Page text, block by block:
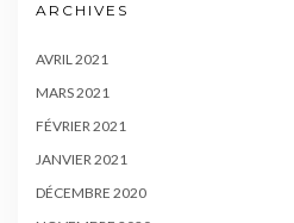
ARCHIVES
AVRIL 2021
MARS 2021
FÉVRIER 2021
JANVIER 2021
DÉCEMBRE 2020